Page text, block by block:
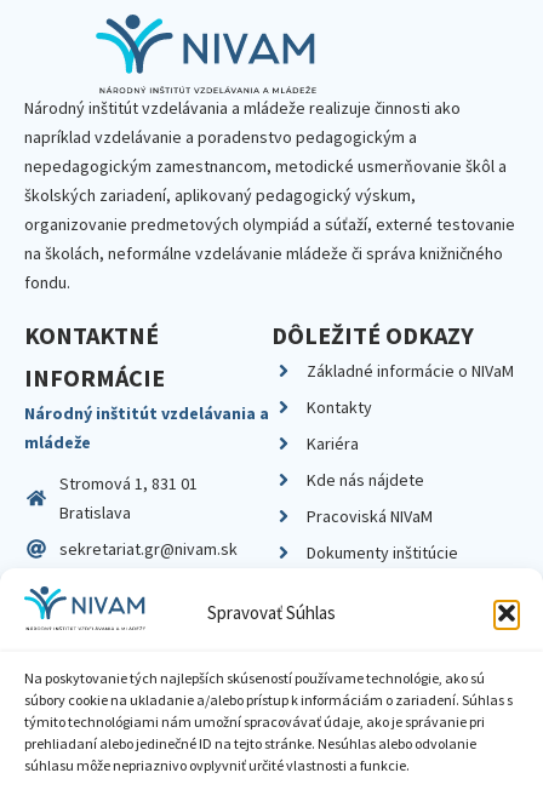
Spravovať Súhlas
Na poskytovanie tých najlepších skúseností používame technológie, ako sú
súbory cookie na ukladanie a/alebo prístup k informáciám o zariadení. Súhlas s
týmito technológiami nám umožní spracovávať údaje, ako je správanie pri
prehliadaní alebo jedinečné ID na tejto stránke. Nesúhlas alebo odvolanie
súhlasu môže nepriaznivo ovplyvniť určité vlastnosti a funkcie.
Národný inštitút vzdelávania a mládeže realizuje činnosti ako
napríklad vzdelávanie a poradenstvo pedagogickým a
nepedagogickým zamestnancom, metodické usmerňovanie škôl a
školských zariadení, aplikovaný pedagogický výskum,
organizovanie predmetových olympiád a súťaží, externé testovanie
na školách, neformálne vzdelávanie mládeže či správa knižničného
fondu.
KONTAKTNÉ
INFORMÁCIE
Národný inštitút vzdelávania a
mládeže
Stromová 1, 831 01
Bratislava
sekretariat.gr@nivam.sk
IČO: 00164348
DIČ: 2020798714
DÔLEŽITÉ ODKAZY
Základné informácie o NIVaM
Kontakty
Kariéra
Kde nás nájdete
Pracoviská NIVaM
Dokumenty inštitúcie
Zásady ochrany súkromia